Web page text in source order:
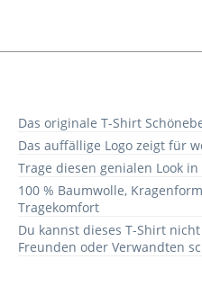
Das originale T-Shirt
Das auffällige Logo zeigt für
Trage diesen genialen Look
100 % Baumwolle,
Tragekomfort
Du kannst dieses T-Shirt
Freunden oder Verwandten